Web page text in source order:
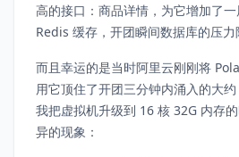
高的接口：商品详情，为它增加了
Redis 缓存，开团瞬间数据库的压力
而且幸运的是当时阿里云刚刚将
用它顶住了开团三分钟内涌入的大
我把虚拟机升级到 16 核 32G 内存
异的现象：